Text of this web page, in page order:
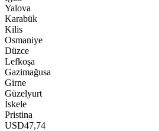
Yalova
Karabük
Kilis
Osmaniye
Düzce
Lefkoşa
Gazimağusa
Girne
Güzelyurt
İskele
Pristina
USD47,74